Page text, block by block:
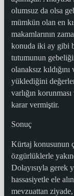
olumsuz da olsa
mümkün olan en
makamlarının
konuda iki ay gibi
tutumunun
olanaksız
yüklediğini
varlığın
karar vermiştir.
Sonuç
Kürtaj konusunun
özgürlüklerle
Dolayısıyla gerek
hassasiyetle ele
mevzuattan